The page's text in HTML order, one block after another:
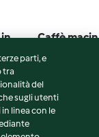
in
Caffè
parti, e
tra
del
sugli utenti
linea con le